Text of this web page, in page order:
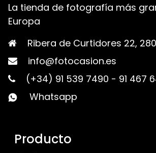
La tienda de fotografía más
Europa
Ribera de Curtidores 22,
info@fotocasion.es
(+34) 91 539 7490 - 91 467
Whatsapp
Producto